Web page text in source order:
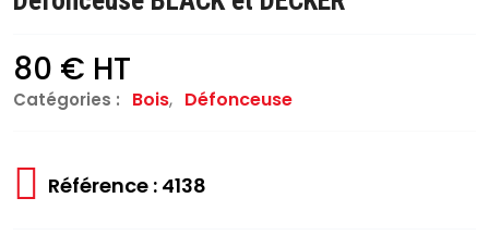
80 € HT
Catégories : Bois, Défonceuse
Référence : 4138